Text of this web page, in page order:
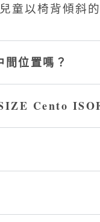
童以椅背傾斜
位置嗎？
Cento